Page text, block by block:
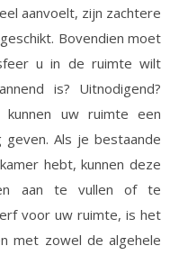
aanvoelt, zijn zachtere
Bovendien moet
u in de ruimte wilt
is? Uitnodigend?
uw ruimte een
Als je bestaande
hebt, kunnen deze
aan te vullen of te
voor uw ruimte, is het
met zowel de algehele